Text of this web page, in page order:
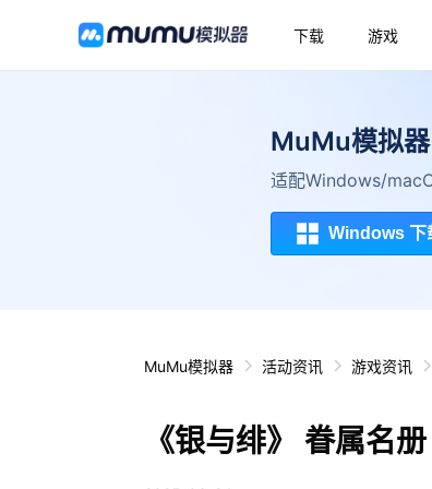
下载 游戏
MuMu模拟器
适配Windows/
Windows 下
MuMu模拟器 活动资讯 游戏资讯
《银与绯》 眷属名